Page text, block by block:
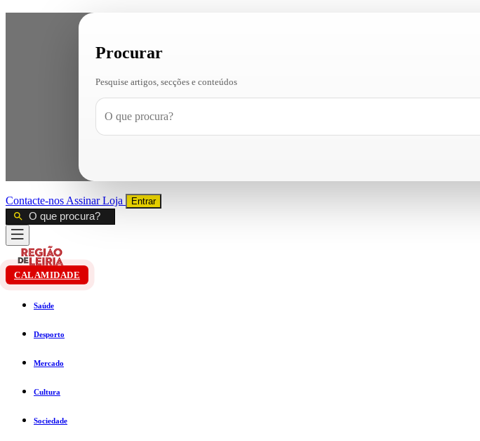
Procurar
Pesquise artigos, secções e conteúdos
Contacte-nos AssinarLoja Entrar
CALAMIDADE
Saúde
Desporto
Mercado
Cultura
Sociedade